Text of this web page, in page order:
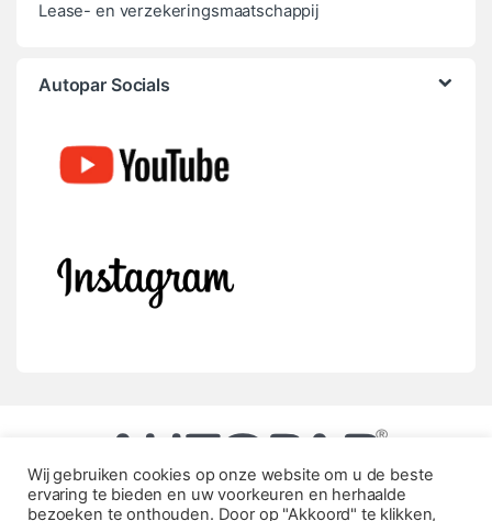
Lease- en verzekeringsmaatschappij
Autopar Socials
Wij gebruiken cookies op onze website om u de beste
ervaring te bieden en uw voorkeuren en herhaalde
bezoeken te onthouden. Door op "Akkoord" te klikken,